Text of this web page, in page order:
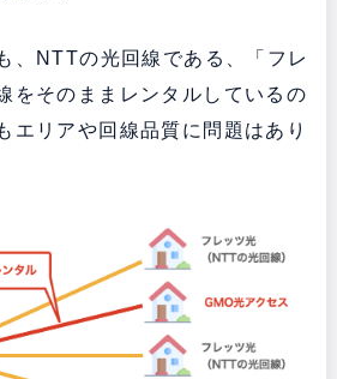
、NTTの光回線である、「フレ
をそのままレンタルしているの
エリアや回線品質に問題はあり